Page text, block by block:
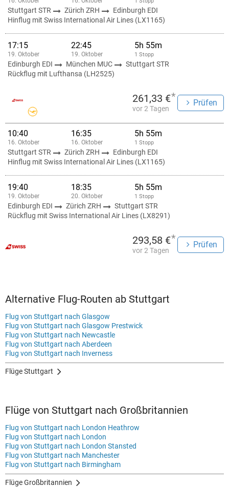
Stuttgart STR Zürich ZRH
Edinburgh EDI
Hinflug mit Swiss International Air Lines (LX1165)
17:15
19. Oktober
22:45
19. Oktober
5h 55m
1 Stopp
Edinburgh EDI München MUC
Stuttgart STR
Rückflug mit Lufthansa (LH2525)
261,33 €*
vor 2 Tagen
Prüfen
10:40
16. Oktober
16:35
16. Oktober
5h 55m
1 Stopp
Stuttgart STR Zürich ZRH
Edinburgh EDI
Hinflug mit Swiss International Air Lines (LX1165)
19:40
19. Oktober
18:35
20. Oktober
5h 55m
1 Stopp
Edinburgh EDI Zürich ZRH
Stuttgart STR
Rückflug mit Swiss International Air Lines (LX8291)
293,58 €*
vor 2 Tagen
Prüfen
Alternative Flug-Routen ab Stuttgart
Flug von Stuttgart nach Glasgow
Flug von Stuttgart nach Glasgow Prestwick
Flug von Stuttgart nach Newcastle
Flug von Stuttgart nach Aberdeen
Flug von Stuttgart nach Inverness
Flüge Stuttgart
Flüge von Stuttgart nach Großbritannien
Flug von Stuttgart nach London Heathrow
Flug von Stuttgart nach London
Flug von Stuttgart nach London Stansted
Flug von Stuttgart nach Manchester
Flug von Stuttgart nach Birmingham
Flüge Großbritannien